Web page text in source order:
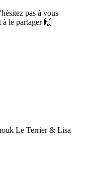
pas à vous
à le partager 🙌
Le Terrier & Lisa